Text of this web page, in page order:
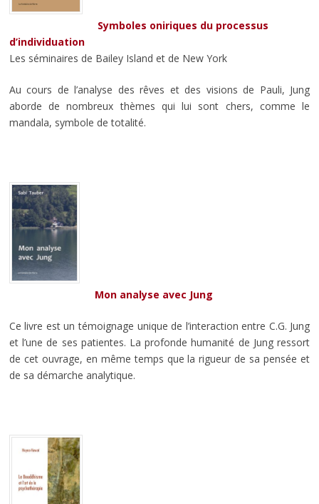
Symboles oniriques du processus
d’individuation
Les séminaires de Bailey Island et de New York
Au cours de l’analyse des rêves et des visions de Pauli, Jung
aborde de nombreux thèmes qui lui sont chers, comme le
mandala, symbole de totalité.
Mon analyse avec Jung
Ce livre est un témoignage unique de l’interaction entre C.G. Jung
et l’une de ses patientes. La profonde humanité de Jung ressort
de cet ouvrage, en même temps que la rigueur de sa pensée et
de sa démarche analytique.